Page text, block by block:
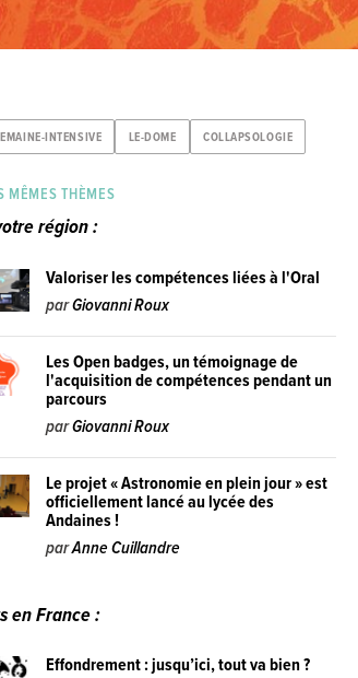
INTENSIVE LE-DOME COLLAPSOLOGIE
MÊMES THÈMES
région :
Valoriser les compétences liées à l'Oral
parGiovanni Roux
Les Open badges, un témoignage de
l'acquisition de compétences pendant un
parcours
parGiovanni Roux
Le projet « Astronomie en plein jour » est
officiellement lancé au lycée des
Andaines !
parAnne Cuillandre
en France :
Effondrement : jusqu’ici, tout va bien ?